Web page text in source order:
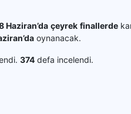
Haziran’da çeyrek finallerde
oynanacak.
374 defa incelendi.